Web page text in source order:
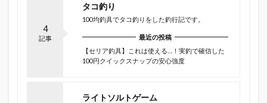
4
記事
タコ釣り
100均釣具でタコ釣りをした釣行記です。
最近の投稿
【セリア釣具】これは使える…！実釣で確信した
100円クイックスナップの安心強度
ライトソルトゲーム